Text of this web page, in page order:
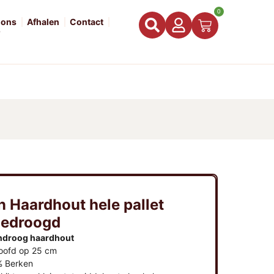
Afhalen
Contact
0
Haardhout hele pallet
haardhout
op 25 cm
Berken